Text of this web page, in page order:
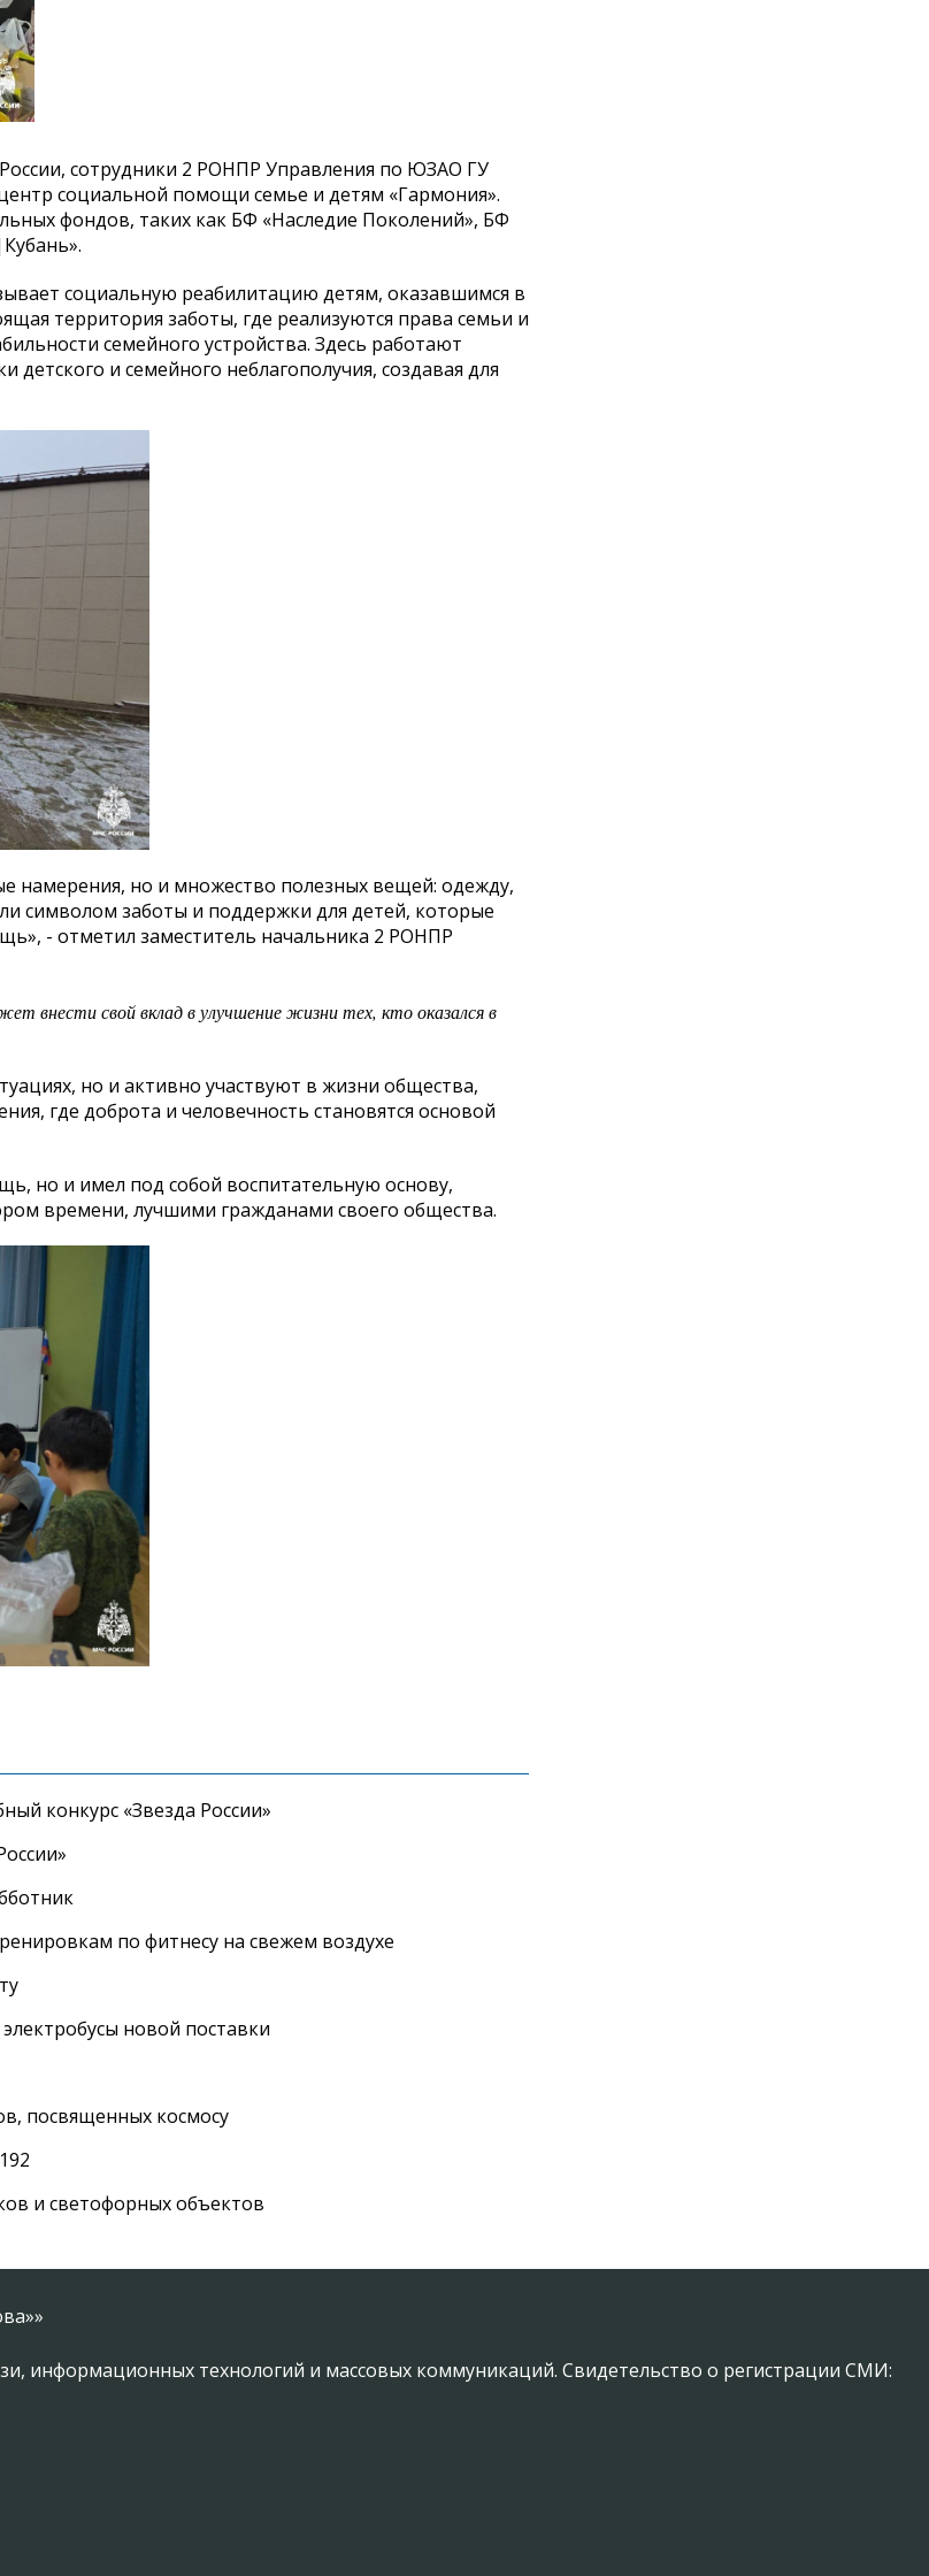
сотрудники 2 РОНПР Управления по ЮЗАО ГУ
социальной помощи семье и детям «Гармония».
фондов, таких как БФ «Наследие Поколений», БФ
социальную реабилитацию детям, оказавшимся в
территория заботы, где реализуются права семьи и
семейного устройства. Здесь работают
и семейного неблагополучия, создавая для
намерения, но и множество полезных вещей: одежду,
символом заботы и поддержки для детей, которые
- отметил заместитель начальника 2 РОНПР
внести свой вклад в улучшение жизни тех, кто оказался в
но и активно участвуют в жизни общества,
где доброта и человечность становятся основой
но и имел под собой воспитательную основу,
времени, лучшими гражданами своего общества.
конкурс «Звезда России»
по фитнесу на свежем воздухе
новой поставки
посвященных космосу
и светофорных объектов
информационных технологий и массовых коммуникаций. Свидетельство о регистрации СМИ: